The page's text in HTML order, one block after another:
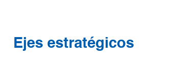
Ejes estratégicos